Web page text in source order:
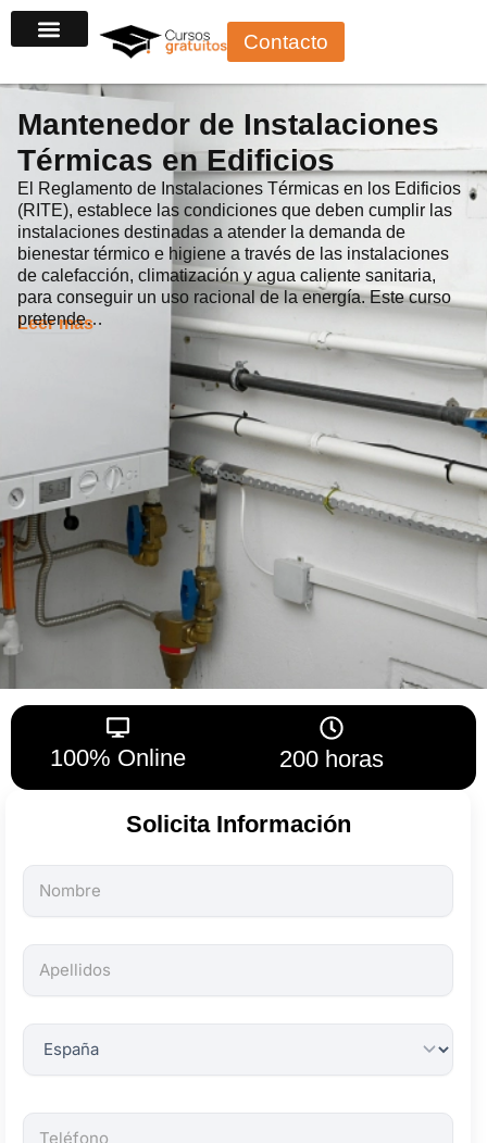
al
Contacto
Mantenedor de Instalaciones
Térmicas en Edificios
El Reglamento de Instalaciones Térmicas en los Edificios
(RITE), establece las condiciones que deben cumplir las
instalaciones destinadas a atender la demanda de
bienestar térmico e higiene a través de las instalaciones
de calefacción, climatización y agua caliente sanitaria,
para conseguir un uso racional de la energía. Este curso
pretende…
Leer más
100% Online 200 horas
Solicita Información
Todos
los
son
obligatorios.